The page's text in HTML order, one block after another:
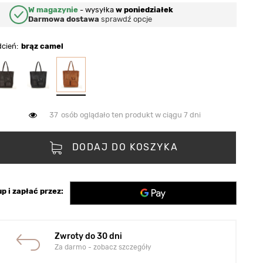
W magazynie -wysyłkaw poniedziałek
Darmowa dostawa sprawdź opcje
brąz camel
37 osób oglądało ten produkt w ciągu 7 dni
DODAJ DO KOSZYKA
i zapłać przez:
Zwroty do 30 dni
Za darmo - zobacz szczegóły